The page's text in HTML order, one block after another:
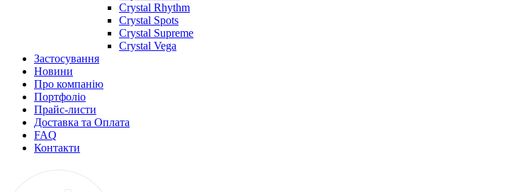
Crystal Rhythm
Crystal Spots
Crystal Supreme
Crystal Vega
Застосування
Новини
Про компанію
Портфоліо
Прайс-листи
Доставка та Оплата
FAQ
Контакти